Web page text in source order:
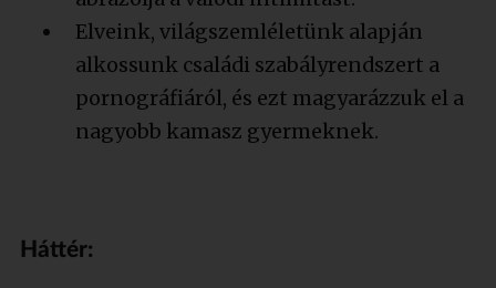
Elveink, világszemléletünk alapján
alkossunk családi szabályrendszert a
pornográfiáról, és ezt magyarázzuk el a
nagyobb kamasz gyermeknek.
Háttér: